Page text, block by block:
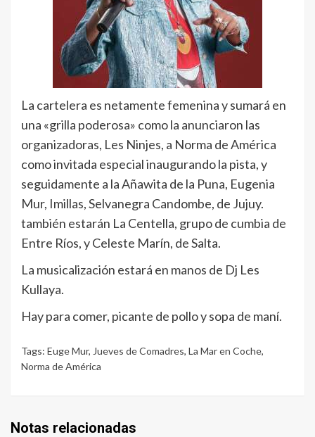
La cartelera es netamente femenina y sumará en
una «grilla poderosa» como la anunciaron las
organizadoras, Les Ninjes, a Norma de América
como invitada especial inaugurando la pista, y
seguidamente a la Añawita de la Puna, Eugenia
Mur, Imillas, Selvanegra Candombe, de Jujuy.
también estarán La Centella, grupo de cumbia de
Entre Ríos, y Celeste Marín, de Salta.
La musicalización estará en manos de Dj Les
Kullaya.
Hay para comer, picante de pollo y sopa de maní.
Tags: Euge Mur, Jueves de Comadres, La Mar en Coche,
Norma de América
Notas relacionadas